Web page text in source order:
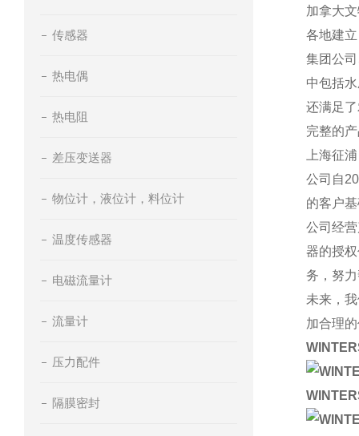
加拿大
各地建
集团公
中包括
还满足
完整的
上海征
公司自
的客户
公司经
器的授
务，努
未来，
加合理
传感器
热电偶
热电阻
差压变送器
物位计，液位计，料位计
温度传感器
电磁流量计
流量计
压力配件
隔膜密封